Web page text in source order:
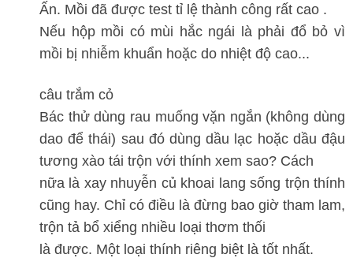
Ấn. Mồi đã được test tỉ lệ thành công rất cao .
Nếu hộp mồi có mùi hắc ngái là phải đổ bỏ vì
mồi bị nhiễm khuẩn hoặc do nhiệt độ cao...
câu trắm cỏ
Bác thử dùng rau muống vặn ngắn (không dùng
dao để thái) sau đó dùng dầu lạc hoặc dầu đậu
tương xào tái trộn với thính xem sao? Cách
nữa là xay nhuyễn củ khoai lang sống trộn thính
cũng hay. Chỉ có điều là đừng bao giờ tham lam,
trộn tả bổ xiểng nhiều loại thơm thối
là được. Một loại thính riêng biệt là tốt nhất.